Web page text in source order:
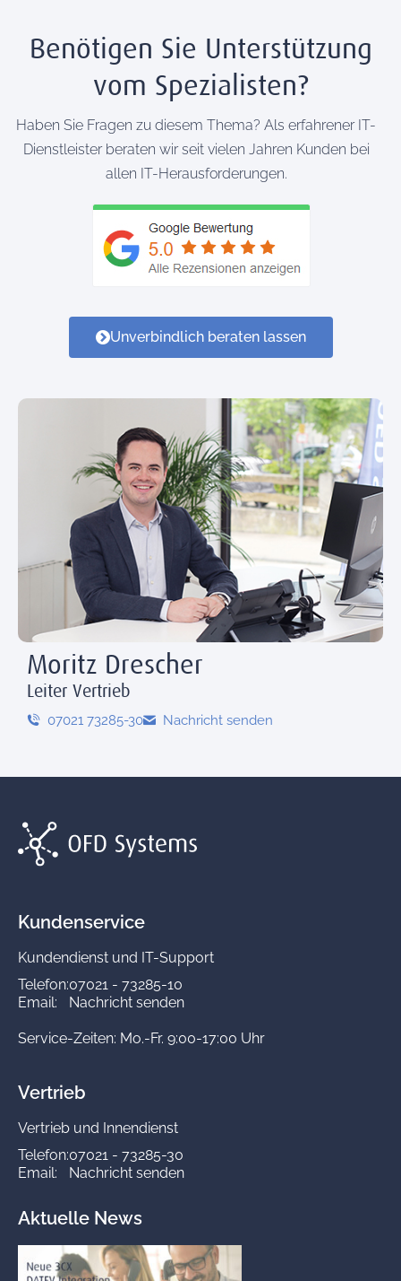
Benötigen Sie Unterstützung
vom Spezialisten?
Haben Sie Fragen zu diesem Thema? Als erfahrener IT-
Dienstleister beraten wir seit vielen Jahren Kunden bei
allen IT-Herausforderungen.
Unverbindlich beraten lassen
Moritz Drescher
Leiter Vertrieb
07021 73285-30 Nachricht senden
Kundenservice
Kundendienst und IT-Support
Telefon:07021 - 73285-10
Email:
Nachricht senden
Service-Zeiten: Mo.-Fr. 9:00-17:00 Uhr
Vertrieb
Vertrieb und Innendienst
Telefon:07021 - 73285-30
Email:
Nachricht senden
Aktuelle News